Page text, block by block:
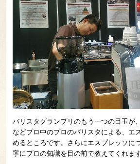
バリスタグランプリのもう一つの目玉が
などプロ中のプロのバリスタによる、エ
めるところです。さらにエスプレッソに
寧にプロの知識を目の前で教えてくれます